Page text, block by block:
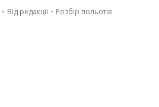
Від редакції Розбір польотів